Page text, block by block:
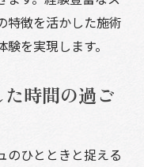
特徴を活かした施術
を実現します。
時間の過ご
のひとときと捉える